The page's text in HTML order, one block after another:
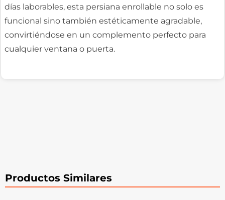
días laborables, esta persiana enrollable no solo es
funcional sino también estéticamente agradable,
convirtiéndose en un complemento perfecto para
cualquier ventana o puerta.
Productos Similares